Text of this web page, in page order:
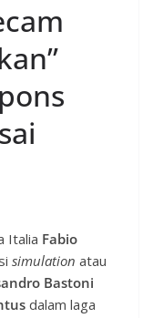
Italia Fabio
simulation atau
Bastoni
dalam laga